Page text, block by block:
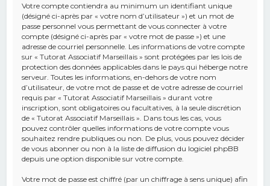
Votre compte contiendra au minimum un identifiant unique
(désigné ci-après par « votre nom d’utilisateur ») et un mot de
passe personnel vous permettant de vous connecter à votre
compte (désigné ci-après par « votre mot de passe ») et une
adresse de courriel personnelle. Les informations de votre compte
sur « Tutorat Associatif Marseillais » sont protégées par les lois de
protection des données applicables dans le pays qui héberge notre
serveur. Toutes les informations, en-dehors de votre nom
d’utilisateur, de votre mot de passe et de votre adresse de courriel
requis par « Tutorat Associatif Marseillais » durant votre
inscription, sont obligatoires ou facultatives, à la seule discrétion
de « Tutorat Associatif Marseillais ». Dans tous les cas, vous
pouvez contrôler quelles informations de votre compte vous
souhaitez rendre publiques ou non. De plus, vous pouvez décider
de vous abonner ou non à la liste de diffusion du logiciel phpBB
depuis une option disponible sur votre compte.
Votre mot de passe est chiffré (par un chiffrage à sens unique) afin